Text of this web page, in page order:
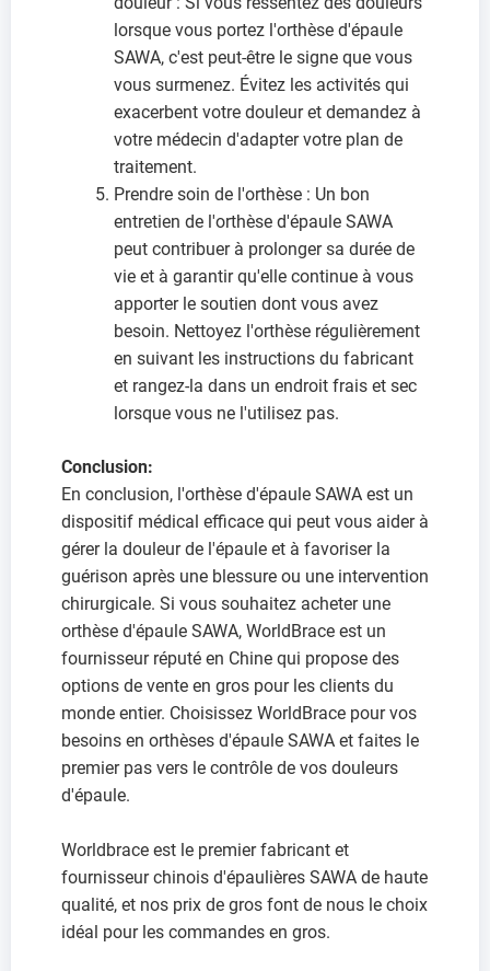
lorsque vous portez l'orthèse d'épaule
SAWA, c'est peut-être le signe que vous
vous surmenez. Évitez les activités qui
exacerbent votre douleur et demandez à
votre médecin d'adapter votre plan de
traitement.
Prendre soin de l'orthèse : Un bon
entretien de l'orthèse d'épaule SAWA
peut contribuer à prolonger sa durée de
vie et à garantir qu'elle continue à vous
apporter le soutien dont vous avez
besoin. Nettoyez l'orthèse régulièrement
en suivant les instructions du fabricant
et rangez-la dans un endroit frais et sec
lorsque vous ne l'utilisez pas.
Conclusion:
En conclusion, l'orthèse d'épaule SAWA est un
dispositif médical efficace qui peut vous aider à
gérer la douleur de l'épaule et à favoriser la
guérison après une blessure ou une intervention
chirurgicale. Si vous souhaitez acheter une
orthèse d'épaule SAWA, WorldBrace est un
fournisseur réputé en Chine qui propose des
options de vente en gros pour les clients du
monde entier. Choisissez WorldBrace pour vos
besoins en orthèses d'épaule SAWA et faites le
premier pas vers le contrôle de vos douleurs
d'épaule.
Worldbrace est le premier fabricant et
fournisseur chinois d'épaulières SAWA de haute
qualité, et nos prix de gros font de nous le choix
idéal pour les commandes en gros.